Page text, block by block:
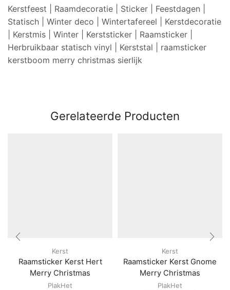
Kerstfeest | Raamdecoratie | Sticker | Feestdagen |
Statisch | Winter deco | Wintertafereel | Kerstdecoratie
| Kerstmis | Winter | Kerststicker | Raamsticker |
Herbruikbaar statisch vinyl | Kerststal | raamsticker
kerstboom merry christmas sierlijk
Gerelateerde Producten
Kerst
Raamsticker Kerst Hert
Merry Christmas
PlakHet
Kerst
Raamsticker Kerst Gnome
Merry Christmas
PlakHet